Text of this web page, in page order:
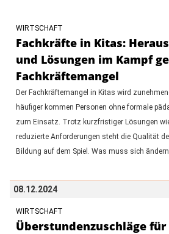
WIRTSCHAFT
Fachkräfte in Kitas:
und Lösungen im Kampf
Fachkräftemangel
Der Fachkräftemangel in Kitas wird
häufiger kommen Personen ohne formale
zum Einsatz. Trotz kurzfristiger Lösungen
reduzierte Anforderungen steht die Qualität
Bildung auf dem Spiel. Was muss sich
08.12.2024
WIRTSCHAFT
Überstundenzuschläge